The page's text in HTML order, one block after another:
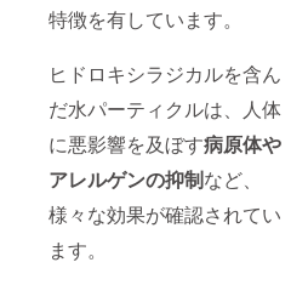
特徴を有しています。
ヒドロキシラジカルを含ん
だ水パーティクルは、人体
に悪影響を及ぼす病原体や
アレルゲンの抑制など、
様々な効果が確認されてい
ます。